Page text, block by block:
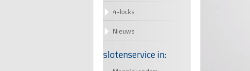
4-locks
Nieuws
slotenservice in: